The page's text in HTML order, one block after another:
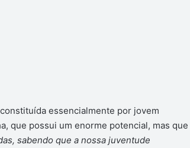
essencialmente por jovem
que possui um enorme potencial, mas que
sabendo que a nossa juventude